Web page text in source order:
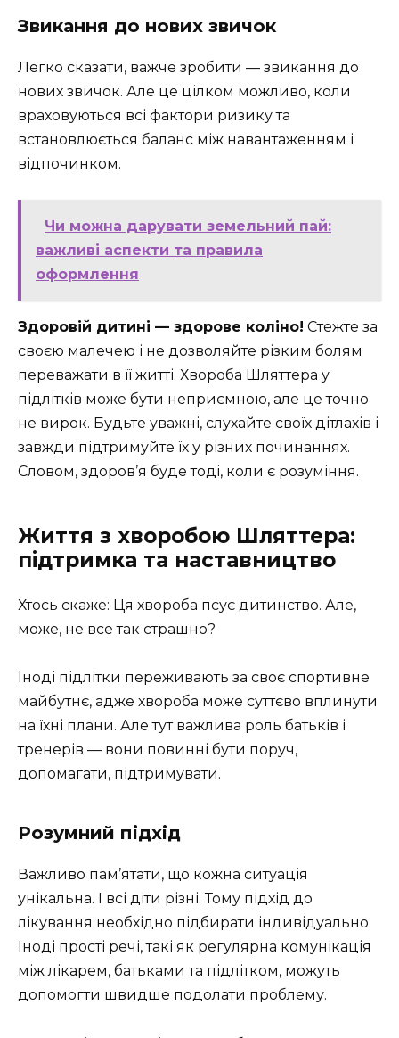
Звикання до нових звичок
Легко сказати, важче зробити — звикання до
нових звичок. Але це цілком можливо, коли
враховуються всі фактори ризику та
встановлюється баланс між навантаженням і
відпочинком.
Чи можна дарувати земельний пай:
важливі аспекти та правила
оформлення
Здоровій дитині — здорове коліно! Стежте за
своєю малечею і не дозволяйте різким болям
переважати в її житті. Хвороба Шляттера у
підлітків може бути неприємною, але це точно
не вирок. Будьте уважні, слухайте своїх дітлахів і
завжди підтримуйте їх у різних починаннях.
Словом, здоров’я буде тоді, коли є розуміння.
Життя з хворобою Шляттера:
підтримка та наставництво
Хтось скаже: Ця хвороба псує дитинство. Але,
може, не все так страшно?
Іноді підлітки переживають за своє спортивне
майбутнє, адже хвороба може суттєво вплинути
на їхні плани. Але тут важлива роль батьків і
тренерів — вони повинні бути поруч,
допомагати, підтримувати.
Розумний підхід
Важливо пам’ятати, що кожна ситуація
унікальна. І всі діти різні. Тому підхід до
лікування необхідно підбирати індивідуально.
Іноді прості речі, такі як регулярна комунікація
між лікарем, батьками та підлітком, можуть
допомогти швидше подолати проблему.